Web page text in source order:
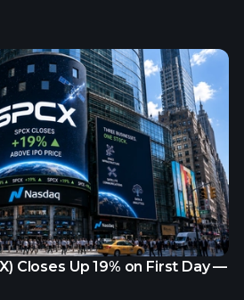
Closes Up 19% on First Day —